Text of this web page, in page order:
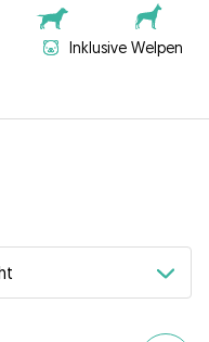
Inklusive Welpen